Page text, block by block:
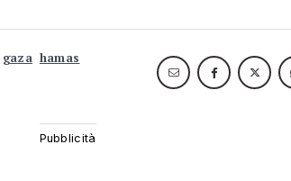
gaza hamas